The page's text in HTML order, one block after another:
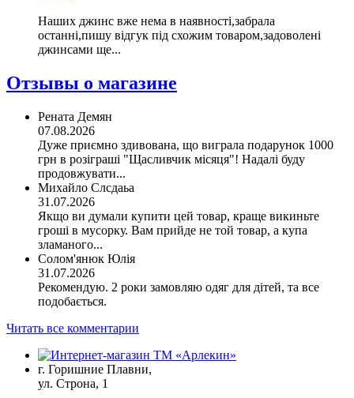
Наших джинс вже нема в наявності,забрала
останні,пишу відгук під схожим товаром,задоволені
джинсами ще...
Отзывы о магазине
Рената Демян
07.08.2026
Дуже приємно здивована, що виграла подарунок 1000
грн в розіграші "Щасливчик місяця"! Надалі буду
продовжувати...
Михайло Слсдаьа
31.07.2026
Якщо ви думали купити цей товар, краще викиньте
гроші в мусорку. Вам прийде не той товар, а купа
зламаного...
Солом'янюк Юлія
31.07.2026
Рекомендую. 2 роки замовляю одяг для дітей, та все
подобається.
Читать все комментарии
г. Горишние Плавни,
ул. Строна, 1